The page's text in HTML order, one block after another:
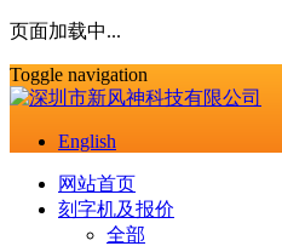
页面加载中...
Toggle navigation
English
网站首页
刻字机及报价
全部